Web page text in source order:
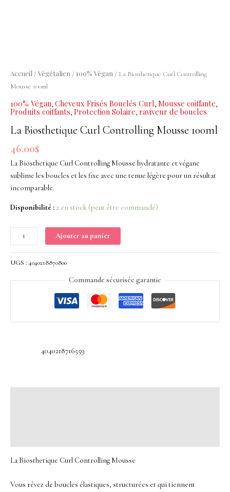
Accueil / Végétalien / 100% Végan / La Biosthetique Curl Controlling
Mousse 100ml
100% Végan, Cheveux Frisés Bouclés Curl, Mousse coiffante,
Produits coiffants, Protection Solaire, raviveur de boucles
La Biosthetique Curl Controlling Mousse 100ml
46.00$
La Biosthetique Curl Controlling Mousse hydratante et végane
sublime les boucles et les fixe avec une tenue légère pour un résultat
incomparable.
Disponibilité : 2 en stock (peut être commandé)
Ajouter au panier
UGS : 4040218870800
Commande sécurisée garantie
4040218716559
La Biosthetique Curl Controlling Mousse
Vous rêvez de boucles élastiques, structurées et qui tiennent